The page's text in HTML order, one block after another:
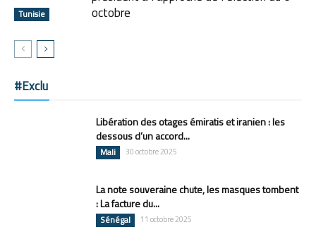
Tunisie
octobre
#Exclu
Libération des otages émiratis et iranien : les
dessous d’un accord...
Mali 30 octobre 2025
La note souveraine chute, les masques tombent
: La facture du...
Sénégal 11 octobre 2025